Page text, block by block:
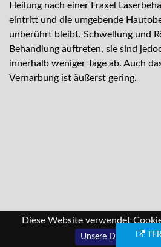
Heilung nach einer Fraxel
eintritt und die umgebende
unberührt bleibt. Schwellung und
Behandlung auftreten, sie sind
innerhalb weniger Tage ab. Auch
Vernarbung ist äußerst gering.
Diese Website verwendet
Unsere